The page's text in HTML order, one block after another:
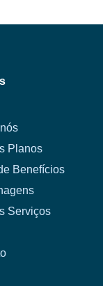
Planos
Benefícios
Serviços